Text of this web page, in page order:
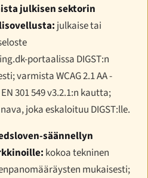
julkisen sektorin
julkaise tai
portaalissa DIGST:n
varmista WCAG 2.1 AA -
301 549 v3.2.1:n kautta;
joka eskaloituu DIGST:lle.
säännellyn
kokoa tekninen
mukaisesti;